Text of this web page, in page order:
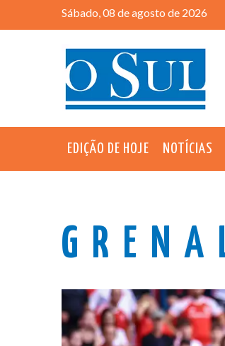
Sábado, 08 de agosto de 2026
EDIÇÃO DE HOJE NOTÍCIAS